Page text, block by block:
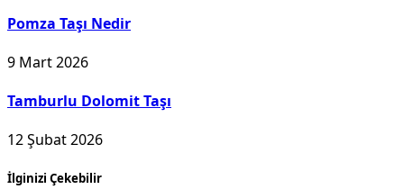
Pomza Taşı Nedir
9 Mart 2026
Tamburlu Dolomit Taşı
12 Şubat 2026
İlginizi Çekebilir